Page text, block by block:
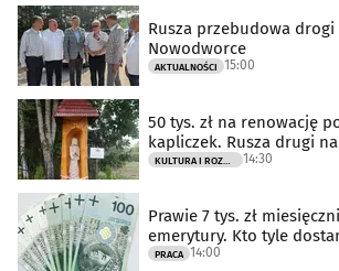
Rusza przebudowa
Nowodworce
AKTUALNOŚCI 15:00
50 tys. zł na renowację
kapliczek. Rusza drugi
14:30
Prawie 7 tys. zł
emerytury. Kto tyle
PRACA 14:00